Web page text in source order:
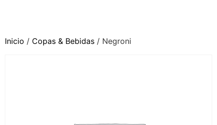
Inicio / Copas & Bebidas / Negroni